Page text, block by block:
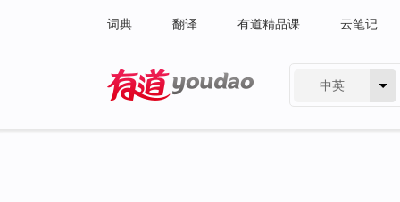
词典 翻译 有道精品课 云笔记
中英